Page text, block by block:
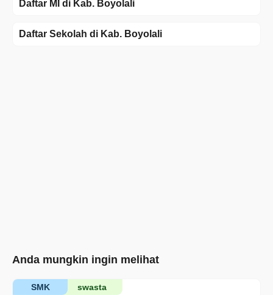
Daftar MI di Kab. Boyolali
Daftar Sekolah di Kab. Boyolali
Anda mungkin ingin melihat
swasta
SMK